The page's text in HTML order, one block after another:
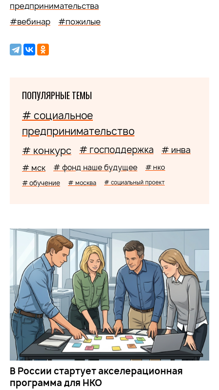
предпринимательства
#вебинар
#пожилые
ПОПУЛЯРНЫЕ ТЕМЫ
# социальное
предпринимательство
# конкурс # господдержка # инва
# мск # фонд наше будущее # нко
# обучение # москва # социальный проект
В России стартует акселерационная
программа для НКО